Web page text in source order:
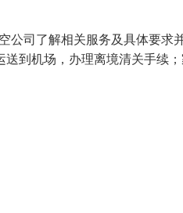
公司了解相关服务及具体要求
到机场，办理离境清关手续